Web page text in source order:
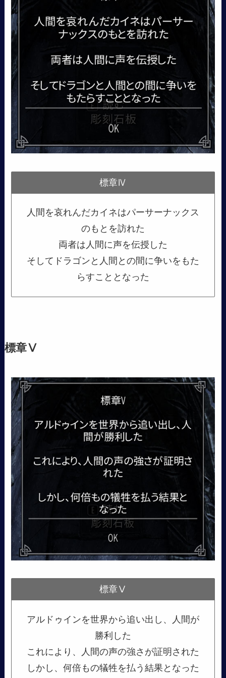
標章Ⅳ
人間を哀れんだカイネはパーサーナックス
のもとを訪れた
両者は人間に声を伝授した
そしてドラゴンと人間との間に争いをもた
らすこととなった
標章Ⅴ
標章Ⅴ
アルドゥインを世界から追い出し、人間が
勝利した
これにより、人間の声の強さが証明された
しかし、何倍もの犠牲を払う結果となった